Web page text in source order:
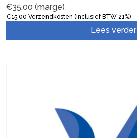
€35,00 (marge)
€15,00 Verzendkosten (inclusief BTW 21%)
Lees verder